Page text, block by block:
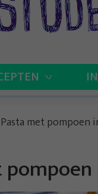
Pasta met pompoen